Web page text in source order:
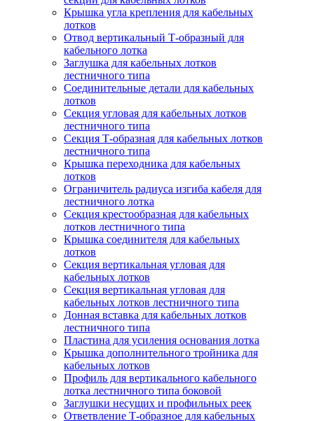
Крышка угла крепления для кабельных
лотков
Отвод вертикальный Т-образный для
кабельного лотка
Заглушка для кабельных лотков
лестничного типа
Соединительные детали для кабельных
лотков
Секция угловая для кабельных лотков
лестничного типа
Секция Т-образная для кабельных лотков
лестничного типа
Крышка переходника для кабельных
лотков
Ограничитель радиуса изгиба кабеля для
лестничного лотка
Секция крестообразная для кабельных
лотков лестничного типа
Крышка соединителя для кабельных
лотков
Секция вертикальная угловая для
кабельных лотков
Секция вертикальная угловая для
кабельных лотков лестничного типа
Донная вставка для кабельных лотков
лестничного типа
Пластина для усиления основания лотка
Крышка дополнительного тройника для
кабельных лотков
Профиль для вертикального кабельного
лотка лестничного типа боковой
Заглушки несущих и профильных реек
Ответвление Т-образное для кабельных